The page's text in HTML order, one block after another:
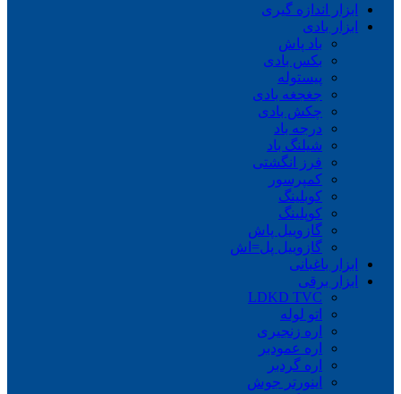
ابزار اندازه گیری
ابزار بادی
باد پاش
بکس بادی
پیستوله
جغجغه بادی
چکش بادی
درجه باد
شیلنگ باد
فرز انگشتی
کمپرسور
کوبلینگ
کوپلینگ
گازوییل پاش
گازوییل پل=اش
ابزار باغبانی
ابزار برقی
LDKD TVC
اتو لوله
اره زنجیری
اره عمودبر
اره گردبر
اینورتر جوش